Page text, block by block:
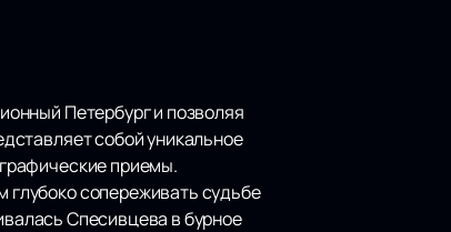
Петербург и позволяя
собой уникальное
приемы.
сопереживать судьбе
Спесивцева в бурное